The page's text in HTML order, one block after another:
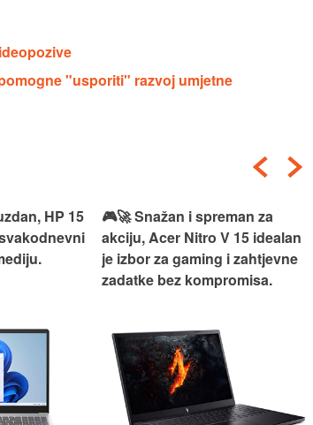
"usporiti" razvoj umjetne
HP 15
🎮🚀 Snažan i spreman za
akciju, Acer Nitro V 15 idealan
je izbor za gaming i zahtjevne
zadatke bez kompromisa.